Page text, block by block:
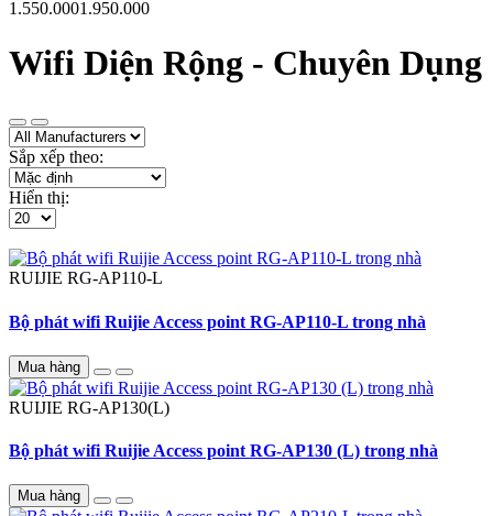
1.550.0001.950.000
Wifi Diện Rộng - Chuyên Dụng
Sắp xếp theo:
Hiển thị:
RUIJIE RG-AP110-L
Bộ phát wifi Ruijie Access point RG-AP110-L trong nhà
Mua hàng
RUIJIE RG-AP130(L)
Bộ phát wifi Ruijie Access point RG-AP130 (L) trong nhà
Mua hàng